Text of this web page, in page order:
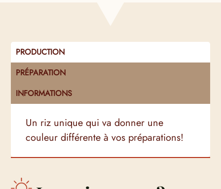
PRODUCTION
PRÉPARATION
INFORMATIONS
Un riz unique qui va donner une
couleur différente à vos préparations!